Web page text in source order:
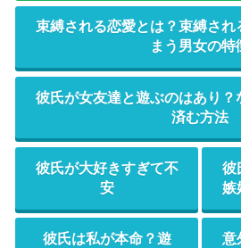
束縛される恋愛とは？束縛され
まう男女の特
彼氏が女友達と遊ぶのはあり
済む方法
彼氏が大好きすぎて不
安
彼
嫉
彼氏は私が本命？遊
意